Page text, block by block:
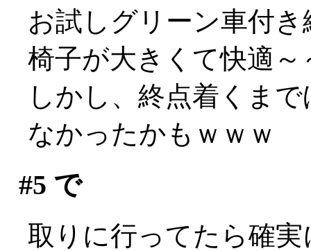
お試しグリーン車付
椅子が大きくて快適
しかし、終点着くま
なかったかもｗｗｗ
#5 で
取りに行ってたら確